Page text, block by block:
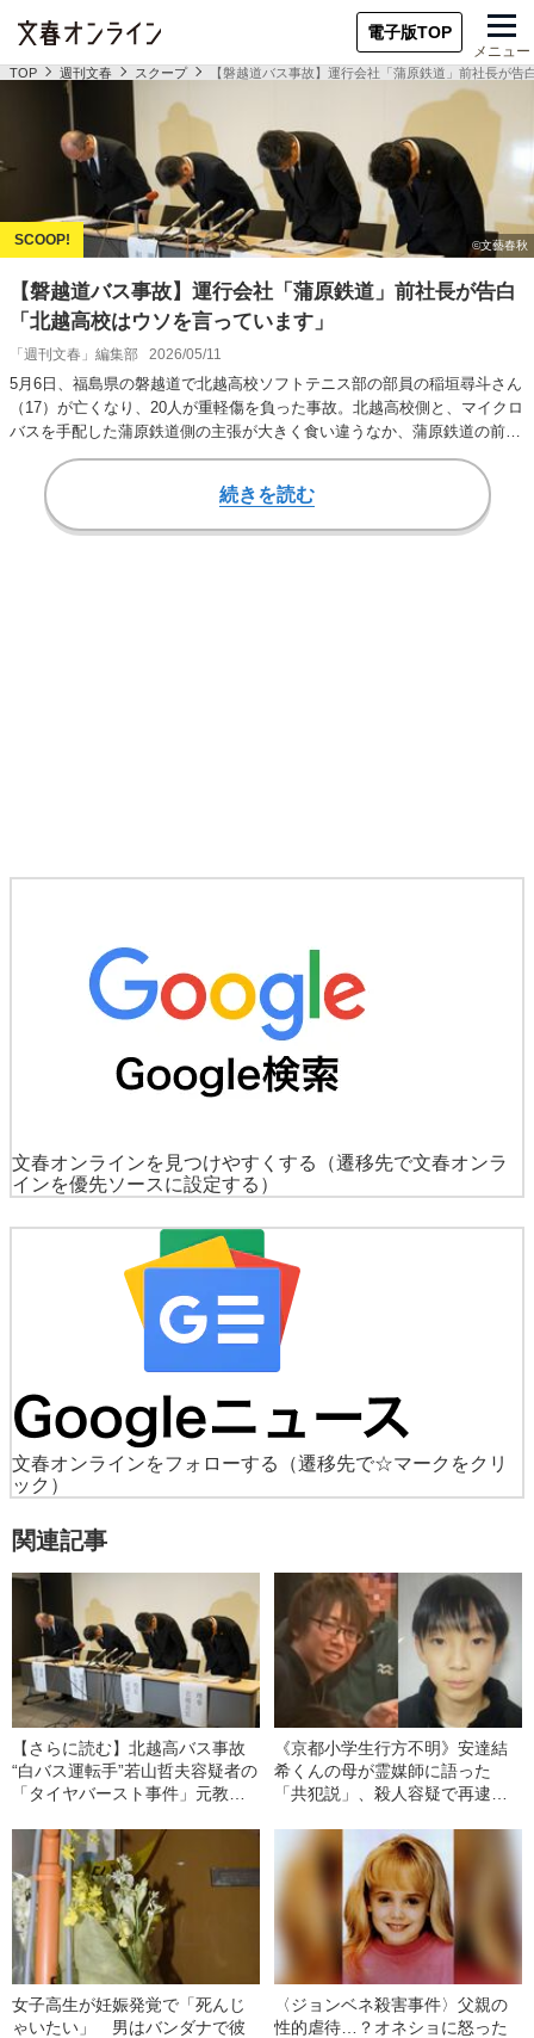
電子版TOP
メニュー
TOP 週刊文春 スクープ 【磐越道バス事故】運行会社「蒲原鉄道」前社長が
【磐越道バス事故】運行会社「蒲原鉄道」前社長が告白
「北越高校はウソを言っています」
「週刊文春」編集部 2026/05/11
5月6日、福島県の磐越道で北越高校ソフトテニス部の部員の稲垣尋斗さん
（17）が亡くなり、20人が重軽傷を負った事故。北越高校側と、マイクロ
バスを手配した蒲原鉄道側の主張が大きく食い違うなか、蒲原鉄道の前社
長が「週刊…
続きを読む
文春オンラインを見つけやすくする
（遷移先で文春オンラ
インを優先ソースに設定する）
文春オンラインをフォローする
（遷移先で☆マークをクリ
ック）
関連記事
【さらに読む】北越高バス事故
“白バス運転手”若山哲夫容疑者の
「タイヤバースト事件」元教え
いでいてこちらが不安になるほ
どだった」》
《京都小学生行方不明》安達結
希くんの母が霊媒師に語った
「共犯説」、殺人容疑で再逮捕
が語る「結希くんを殴り…」
「再婚で人相が変わった」…行
方不明事件の真相
女子高生が妊娠発覚で「死んじ
ゃいたい」 男はバンダナで彼
〈ジョンベネ殺害事件〉父親の
性的虐待…？オネショに怒った